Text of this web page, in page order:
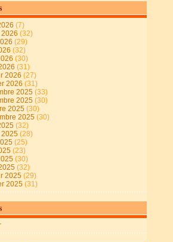
(7)
(32)
(29)
(32)
(30)
(31)
2026 (27)
2026 (31)
2025 (33)
2025 (30)
2025 (30)
2025 (30)
(32)
(28)
(25)
(23)
(30)
(32)
2025 (29)
2025 (31)